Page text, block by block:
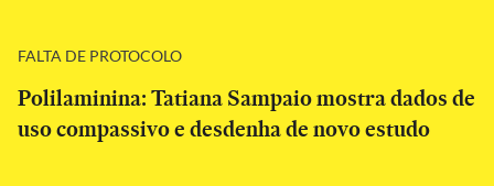
FALTA DE PROTOCOLO
Polilaminina: Tatiana Sampaio mostra dados de
uso compassivo e desdenha de novo estudo